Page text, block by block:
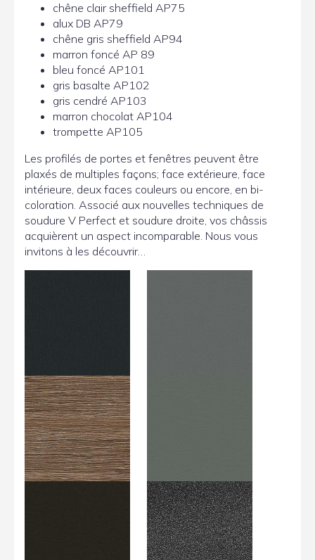
chêne clair sheffield AP75
alux DB AP79
chêne gris sheffield AP94
marron foncé AP 89
bleu foncé AP101
gris basalte AP102
gris cendré AP103
marron chocolat AP104
trompette AP105
Les profilés de portes et fenêtres peuvent être
plaxés de multiples façons; face extérieure, face
intérieure, deux faces couleurs ou encore, en bi-
coloration. Associé aux nouvelles techniques de
soudure V Perfect et soudure droite, vos châssis
acquièrent un aspect incomparable. Nous vous
invitons à les découvrir…